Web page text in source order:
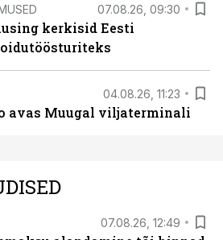
07.08.26, 09:30
kerkisid Eesti
04.08.26, 11:23
avas Muugal viljaterminali
07.08.26, 12:49